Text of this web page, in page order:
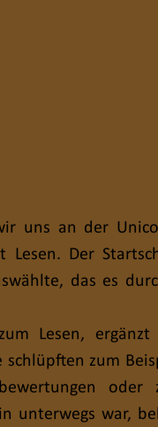
uns an der
Lesen. Der
das es
Lesen,
schlüpften zum
oder
unterwegs war,